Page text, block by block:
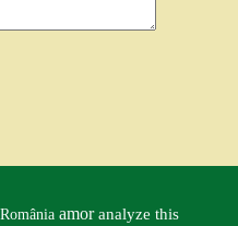
amor analyze this